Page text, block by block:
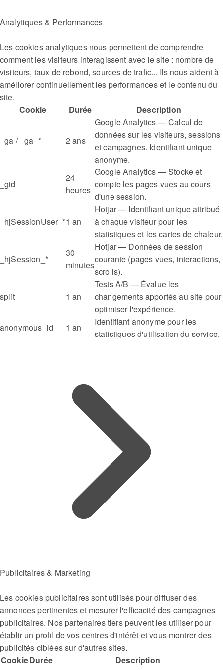
Analytiques & Performances
Les cookies analytiques nous permettent de comprendre
comment les visiteurs interagissent avec le site : nombre de
visiteurs, taux de rebond, sources de trafic... Ils nous aident à
améliorer continuellement les performances et le contenu du
site.
Cookie
Durée Description
_ga / _ga_* 2 ans
Google Analytics — Calcul de
données sur les visiteurs, sessions
et campagnes. Identifiant unique
anonyme.
_gid
24
heures
Google Analytics — Stocke et
compte les pages vues au cours
d'une session.
_hjSessionUser_*1 an
Hotjar — Identifiant unique attribué
à chaque visiteur pour les
statistiques et les cartes de chaleur.
_hjSession_*
30
minutes
Hotjar — Données de session
courante (pages vues, interactions,
scrolls).
split 1 an
Tests A/B — Évalue les
changements apportés au site pour
optimiser l'expérience.
anonymous_id
1 an
Identifiant anonyme pour les
statistiques d'utilisation du service.
Publicitaires & Marketing
Les cookies publicitaires sont utilisés pour diffuser des
annonces pertinentes et mesurer l'efficacité des campagnes
publicitaires. Nos partenaires tiers peuvent les utiliser pour
établir un profil de vos centres d'intérêt et vous montrer des
publicités ciblées sur d'autres sites.
CookieDurée
Description